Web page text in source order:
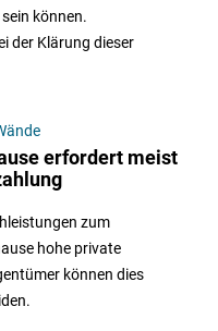
können.
der Klärung dieser
erfordert meist
zum
hohe private
können dies